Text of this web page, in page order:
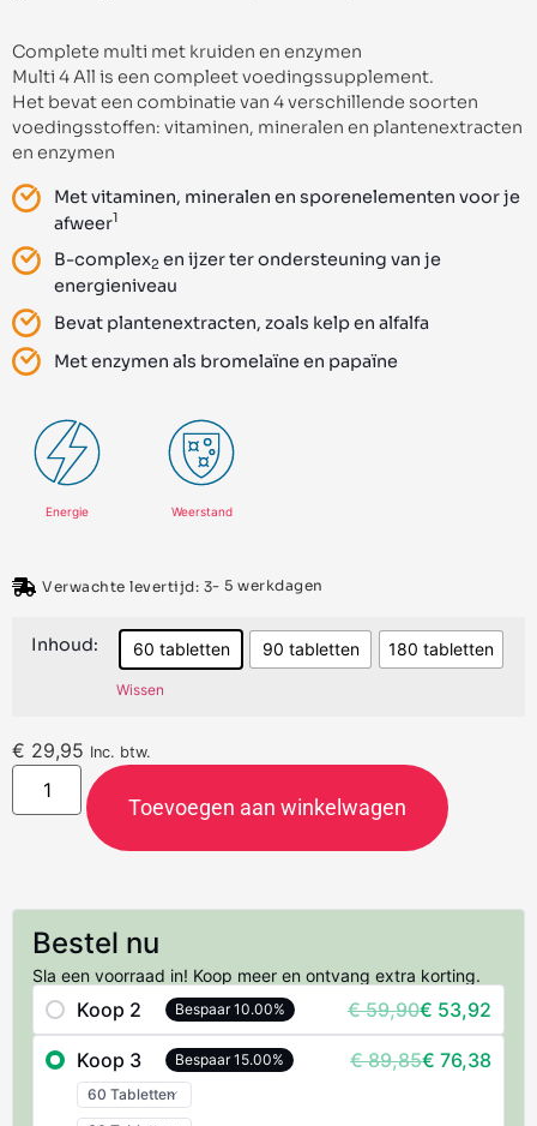
Complete multi met kruiden en enzymen
Multi 4 All is een compleet voedingssupplement.
Het bevat een combinatie van 4 verschillende soorten
voedingsstoffen: vitaminen, mineralen en plantenextracten
en enzymen
Met vitaminen, mineralen en sporenelementen voor je
afweer1
B-complex2 en ijzer ter ondersteuning van je
energieniveau
Bevat plantenextracten, zoals kelp en alfalfa
Met enzymen als bromelaïne en papaïne
Energie Weerstand
Verwachte levertijd: 3- 5 werkdagen
Inhoud: 60 tabletten 90 tabletten 180 tabletten
Wissen
€ 29,95 Inc. btw.
Toevoegen aan winkelwagen
Bestel nu
Sla een voorraad in! Koop meer en ontvang extra korting.
Koop 2 Bespaar 10.00% € 59,90€ 53,92
Koop 3 Bespaar 15.00% € 89,85€ 76,38